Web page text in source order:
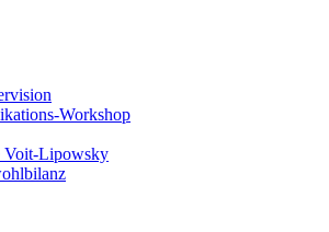
Workshop
Voit-Lipowsky